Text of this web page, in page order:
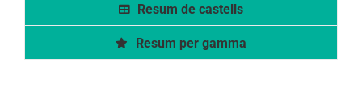
Resum de castells
Resum per gamma